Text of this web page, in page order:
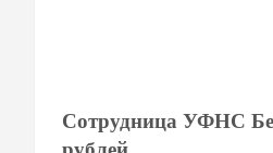
Сотрудница УФНС